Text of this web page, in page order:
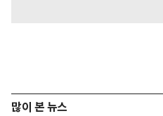
많이 본 뉴스